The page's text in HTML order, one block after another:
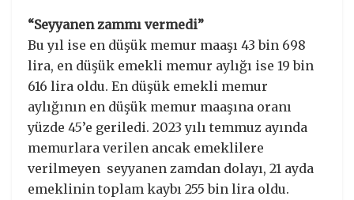
“Seyyanen zammı vermedi”
Bu yıl ise en düşük memur maaşı 43 bin 698
lira, en düşük emekli memur aylığı ise 19 bin
616 lira oldu. En düşük emekli memur
aylığının en düşük memur maaşına oranı
yüzde 45’e geriledi. 2023 yılı temmuz ayında
memurlara verilen ancak emeklilere
verilmeyen seyyanen zamdan dolayı, 21 ayda
emeklinin toplam kaybı 255 bin lira oldu.